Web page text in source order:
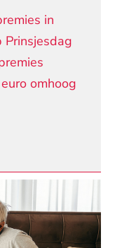
in
Prinsjesdag
omhoog